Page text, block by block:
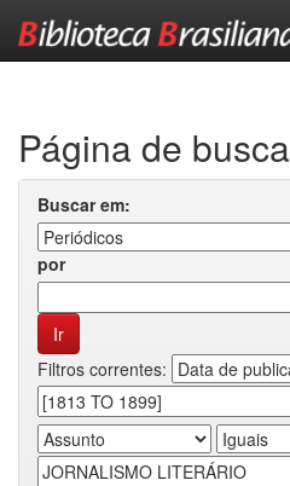
Página de busca
Buscar em:
por
Filtros correntes: